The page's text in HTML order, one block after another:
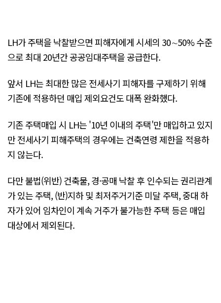
LH가 주택을 낙찰받으면 피해자에게 시세의 30∼50% 수준
으로 최대 20년간 공공임대주택을 공급한다.
앞서 LH는 최대한 많은 전세사기 피해자를 구제하기 위해
기존에 적용하던 매입 제외요건도 대폭 완화했다.
기존 주택매입 시 LH는 '10년 이내의 주택'만 매입하고 있지
만 전세사기 피해주택의 경우에는 건축연령 제한을 적용하
지 않는다.
다만 불법(위반) 건축물, 경·공매 낙찰 후 인수되는 권리관계
가 있는 주택, (반)지하 및 최저주거기준 미달 주택, 중대 하
자가 있어 임차인이 계속 거주가 불가능한 주택 등은 매입
대상에서 제외된다.